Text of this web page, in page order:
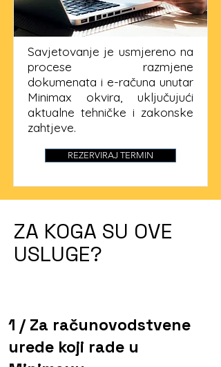
Savjetovanje je usmjereno na
procese razmjene
dokumenata i e-računa unutar
Minimax okvira, uključujući
aktualne tehničke i zakonske
zahtjeve.
REZERVIRAJ TERMIN
ZA KOGA SU OVE
USLUGE?
1 / Za računovodstvene
urede koji rade u